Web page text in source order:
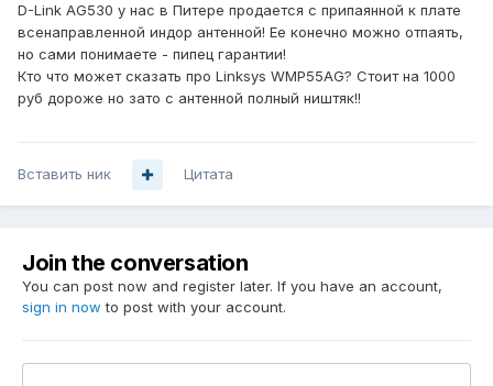
D-Link AG530 у нас в Питере продается с припаянной к плате
всенаправленной индор антенной! Ее конечно можно отпаять,
но сами понимаете - пипец гарантии!
Кто что может сказать про Linksys WMP55AG? Стоит на 1000
руб дороже но зато с антенной полный ништяк!!
Вставить ник Цитата
Join the conversation
You can post now and register later. If you have an account,
sign in now to post with your account.